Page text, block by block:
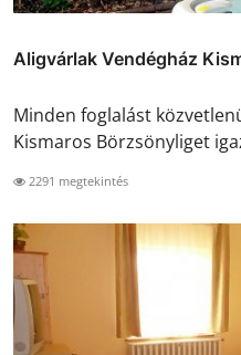
Aligvárlak Vendégház
Minden foglalást
Kismaros Börzsönyliget
2291 megtekintés